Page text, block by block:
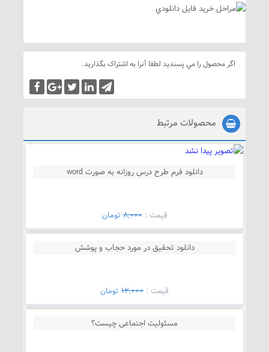
اگر محصول را مي پسنديد لطفا آنرا به اشتراک بگذاريد.
محصولات مرتبط
دانلود فرم طرح درس روزانه به صورت word
قيمت :8,000تومان
دانلود تحقیق در مورد حجاب و پوشش
قيمت : 12,000تومان
مسئولیت اجتماعی چیست؟